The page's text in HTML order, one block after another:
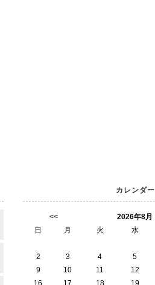
カレンダー
<<
2026年8月
日
月 火 水
2
3 4 5
9
10 11 12
16
17 18 19